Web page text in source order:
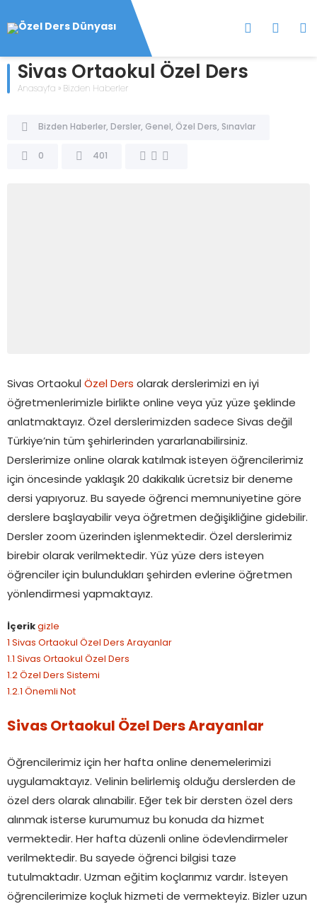
Sivas Ortaokul Özel Ders
Anasayfa » Bizden Haberler
Bizden Haberler, Dersler, Genel , Özel Ders, Sınavlar
0 401
Sivas Ortaokul Özel Ders olarak derslerimizi en iyi
öğretmenlerimizle birlikte online veya yüz yüze şeklinde
anlatmaktayız. Özel derslerimizden sadece Sivas değil
Türkiye’nin tüm şehirlerinden yararlanabilirsiniz.
Derslerimize online olarak katılmak isteyen öğrencilerimiz
için öncesinde yaklaşık 20 dakikalık ücretsiz bir deneme
dersi yapıyoruz. Bu sayede öğrenci memnuniyetine göre
derslere başlayabilir veya öğretmen değişikliğine gidebilir.
Dersler zoom üzerinden işlenmektedir. Özel derslerimiz
birebir olarak verilmektedir. Yüz yüze ders isteyen
öğrenciler için bulundukları şehirden evlerine öğretmen
yönlendirmesi yapmaktayız.
İçerik gizle
1 Sivas Ortaokul Özel Ders Arayanlar
1.1 Sivas Ortaokul Özel Ders
1.2 Özel Ders Sistemi
1.2.1 Önemli Not
Sivas Ortaokul Özel Ders Arayanlar
Öğrencilerimiz için her hafta online denemelerimizi
uygulamaktayız. Velinin belirlemiş olduğu derslerden de
özel ders olarak alınabilir. Eğer tek bir dersten özel ders
alınmak isterse kurumumuz bu konuda da hizmet
vermektedir. Her hafta düzenli online ödevlendirmeler
verilmektedir. Bu sayede öğrenci bilgisi taze
tutulmaktadır. Uzman eğitim koçlarımız vardır. İsteyen
öğrencilerimize koçluk hizmeti de vermekteyiz. Bizler uzun